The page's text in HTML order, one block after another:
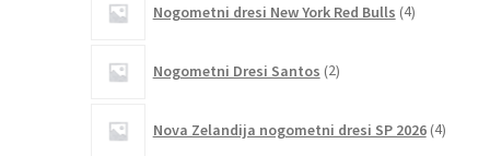
Nogometni dresi New York Red Bulls 4izdelki
Nogometni Dresi Santos 2izdelka
Nova Zelandija nogometni dresi SP 2026 4izdelki